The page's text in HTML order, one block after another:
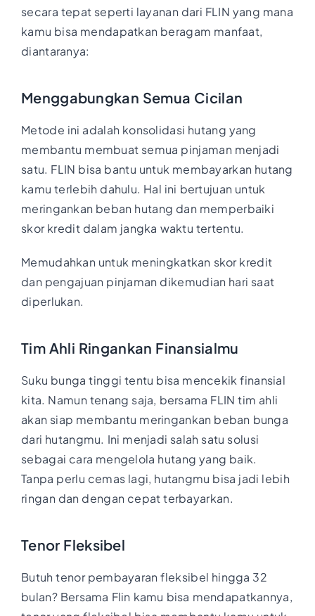
secara tepat seperti layanan dari FLIN yang mana
kamu bisa mendapatkan beragam manfaat,
diantaranya:
Menggabungkan Semua Cicilan
Metode ini adalah konsolidasi hutang yang
membantu membuat semua pinjaman menjadi
satu. FLIN bisa bantu untuk membayarkan hutang
kamu terlebih dahulu. Hal ini bertujuan untuk
meringankan beban hutang dan memperbaiki
skor kredit dalam jangka waktu tertentu.
Memudahkan untuk meningkatkan skor kredit
dan pengajuan pinjaman dikemudian hari saat
diperlukan.
Tim Ahli Ringankan Finansialmu
Suku bunga tinggi tentu bisa mencekik finansial
kita. Namun tenang saja, bersama FLIN tim ahli
akan siap membantu meringankan beban bunga
dari hutangmu. Ini menjadi salah satu solusi
sebagai cara mengelola hutang yang baik.
Tanpa perlu cemas lagi, hutangmu bisa jadi lebih
ringan dan dengan cepat terbayarkan.
Tenor Fleksibel
Butuh tenor pembayaran fleksibel hingga 32
bulan? Bersama Flin kamu bisa mendapatkannya,